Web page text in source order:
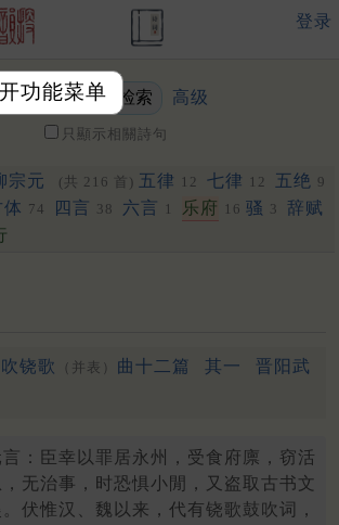
功能菜单
登录
高级
只顯示相關詩句
宗元 (共 216 首) 五律 12 七律 12 五绝 9
体 74 四言 38 六言 1 乐府 16 骚 3 辞赋
铙歌 （并表） 曲十二篇 其一
晋阳武
：臣幸以罪居永州，受食府廪，窃活
无治事，时恐惧小閒，又盗取古书文
伏惟汉、魏以来，代有铙歌鼓吹词，